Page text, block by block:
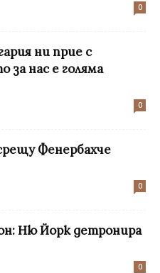
0
ни прие с
за нас е голяма
0
Фенербахче
0
Ню Йорк детронира
0